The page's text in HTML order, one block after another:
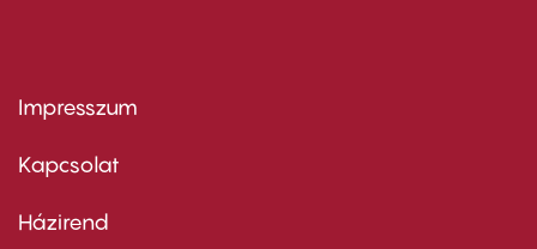
Footer
first
Impresszum
Kapcsolat
Footer
Házirend